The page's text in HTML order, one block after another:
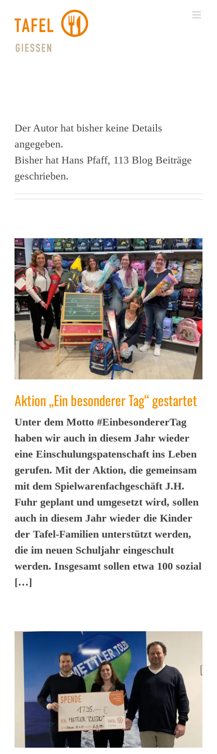
Der Autor hat bisher keine Details
angegeben.
Bisher hat Hans Pfaff, 113 Blog Beiträge
geschrieben.
Aktion „Ein besonderer Tag“ gestartet
Unter dem Motto #EinbesondererTag
haben wir auch in diesem Jahr wieder
eine Einschulungspatenschaft ins Leben
gerufen. Mit der Aktion, die gemeinsam
mit dem Spielwarenfachgeschäft J.H.
Fuhr geplant und umgesetzt wird, sollen
auch in diesem Jahr wieder die Kinder
der Tafel-Familien unterstützt werden,
die im neuen Schuljahr eingeschult
werden. Insgesamt sollen etwa 100 sozial
[…]